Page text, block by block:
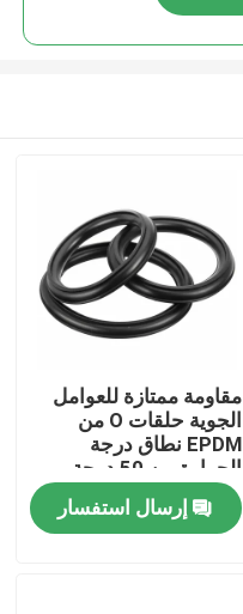
مقاومة ممتازة للعوامل
الجوية حلقات O من
EPDM نطاق درجة
الحرارة من 50 درجة
مئوية تحت الصفر إلى
250 درجة مئوية مع
مقاومة تآكل فائقة
إرسال استفسار